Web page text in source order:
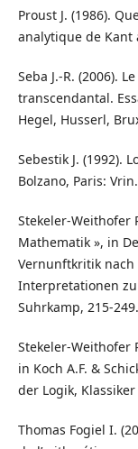
Proust J. (1986).
analytique de Kant
Seba J.-R. (2006).
transcendantal.
Hegel, Husserl,
Sebestik J. (1992).
Bolzano, Paris: Vrin.
Stekeler-Weithofer
Mathematik », in
Vernunftkritik nach
Interpretationen
Suhrkamp, 215-249.
Stekeler-Weithofer
in Koch A.F. &
der Logik,
Thomas Fogiel I.